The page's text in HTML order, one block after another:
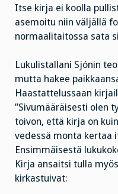
Itse kirja ei koolla
asemoitu niin väljällä
normaalitaitossa sata
Lukulistallani Sjónin
mutta hakee
Haastattelussaan
”Sivumääräisesti olen
toivon, että kirja on
vedessä monta kertaa
Ensimmäisestä
Kirja ansaitsi tulla
kirkastuivat: